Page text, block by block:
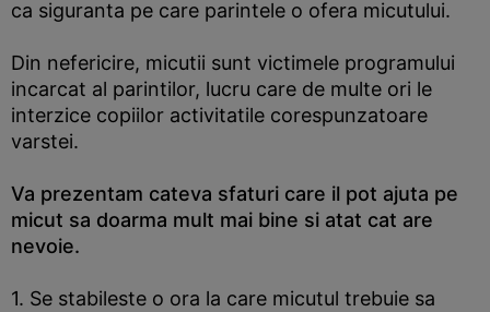
ca siguranta pe care parintele o ofera micutului.
Din nefericire, micutii sunt victimele programului
incarcat al parintilor, lucru care de multe ori le
interzice copiilor activitatile corespunzatoare
varstei.
Va prezentam cateva sfaturi care il pot ajuta pe
micut sa doarma mult mai bine si atat cat are
nevoie.
1. Se stabileste o ora la care micutul trebuie sa